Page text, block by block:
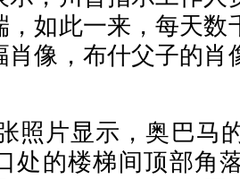
，如此一来，每天数
肖像，布什父子的肖
照片显示，奥巴马
处的楼梯间顶部角